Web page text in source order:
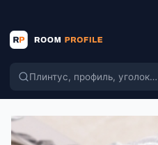
Поиск по каталогу